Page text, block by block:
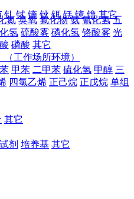
氮 臭氧 氟化物 氨 氰化氢 五
氢 硫酸雾 磷化氢 铬酸雾 光
磷酸 其它
工作场所环境）
苯 甲苯 二甲苯 硫化氢 甲醇 三
四氯乙烯 正己烷 正戊烷 单组
其它
剂 培养基 其它
钆 铽 镝 钬 铒 铥 镱 镥 其它